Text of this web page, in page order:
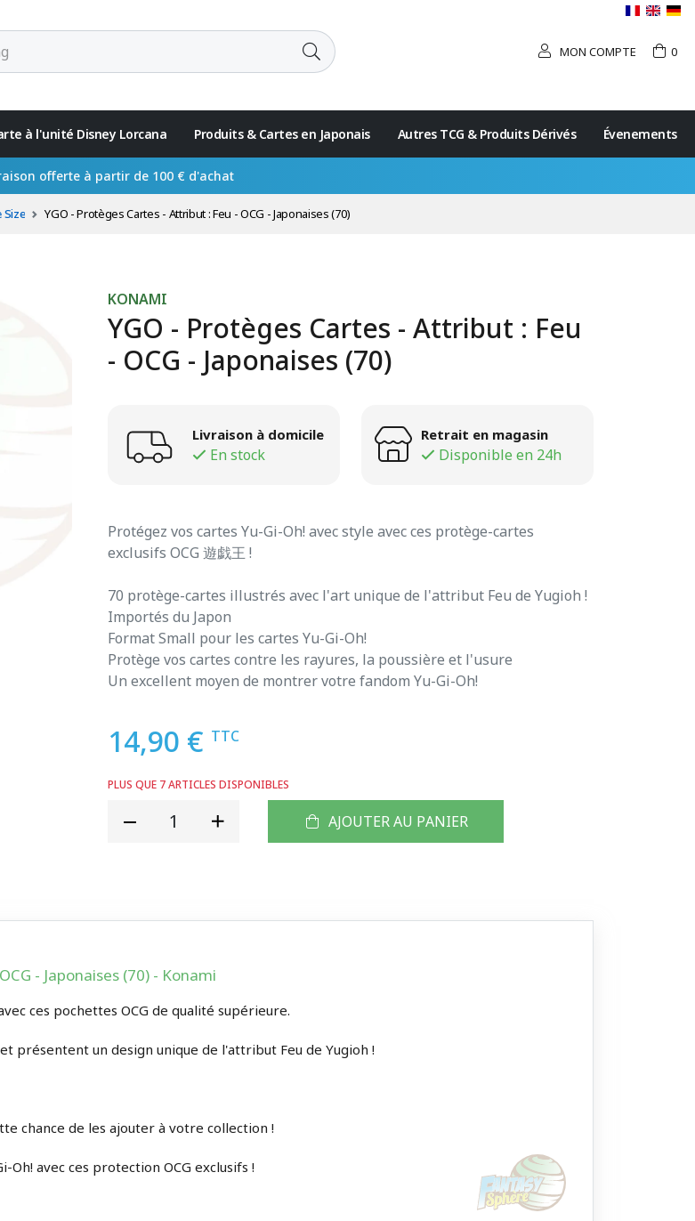
MON COMPTE 0
à l'unité Disney Lorcana Produits & Cartes en Japonais Autres TCG & Produits Dérivés Évenements
offerte à partir de 100 € d'achat
Size YGO - Protèges Cartes - Attribut : Feu - OCG - Japonaises (70)
YGO - Protèges Cartes - Attribut : Feu
- OCG - Japonaises (70)
KONAMI
Livraison à domicile
En stock
Retrait en magasin
Disponible en 24h
Protégez vos cartes Yu-Gi-Oh! avec style avec ces protège-cartes
exclusifs OCG 遊戯王 !
70 protège-cartes illustrés avec l'art unique de l'attribut Feu de Yugioh !
Importés du Japon
Format Small pour les cartes Yu-Gi-Oh!
Protège vos cartes contre les rayures, la poussière et l'usure
Un excellent moyen de montrer votre fandom Yu-Gi-Oh!
14,90 € TTC
PLUS QUE 7 ARTICLES DISPONIBLES
AJOUTER AU PANIER
- Japonaises (70) - Konami
ces pochettes OCG de qualité supérieure.
présentent un design unique de l'attribut Feu de Yugioh !
chance de les ajouter à votre collection !
avec ces protection OCG exclusifs !